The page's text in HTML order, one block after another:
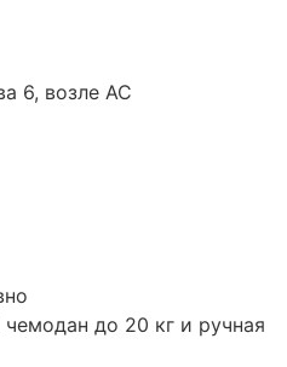
6, возле АС
чемодан до 20 кг и ручная